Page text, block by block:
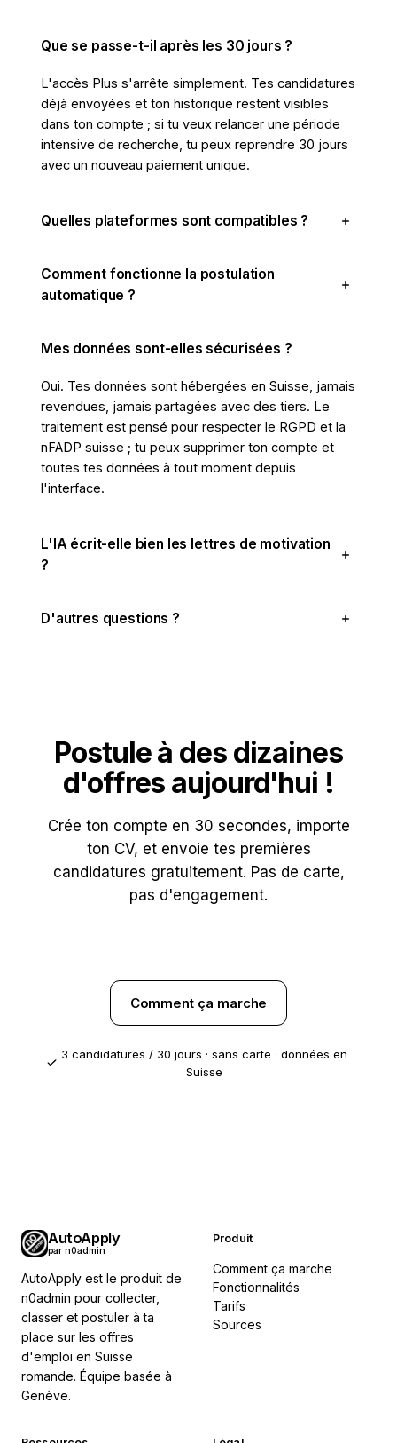
Que se passe-t-il après les 30 jours ?
L'accès Plus s'arrête simplement. Tes candidatures
déjà envoyées et ton historique restent visibles
dans ton compte ; si tu veux relancer une période
intensive de recherche, tu peux reprendre 30 jours
avec un nouveau paiement unique.
Quelles plateformes sont compatibles ?
Comment fonctionne la postulation
automatique ?
Mes données sont-elles sécurisées ?
Oui. Tes données sont hébergées en Suisse, jamais
revendues, jamais partagées avec des tiers. Le
traitement est pensé pour respecter le RGPD et la
nFADP suisse ; tu peux supprimer ton compte et
toutes tes données à tout moment depuis
l'interface.
L'IA écrit-elle bien les lettres de motivation
?
D'autres questions ?
Postule à des dizaines
d'offres aujourd'hui !
Crée ton compte en 30 secondes, importe
ton CV, et envoie tes premières
candidatures gratuitement. Pas de carte,
pas d'engagement.
Comment ça marche
3 candidatures / 30 jours · sans carte · données en
Suisse
AutoApply
par n0admin
AutoApply est le produit de
n0admin pour collecter,
classer et postuler à ta
place sur les offres
d'emploi en Suisse
romande. Équipe basée à
Genève.
Produit
Comment ça marche
Fonctionnalités
Tarifs
Sources